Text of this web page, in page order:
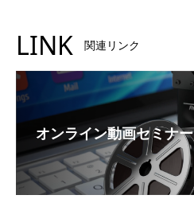
LINK 関連リンク
オンライン動画セミナー